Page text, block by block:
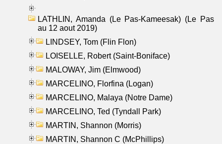
LATHLIN, Amanda (Le Pas-Kameesak) (Le Pas
au 12 aout 2019)
LINDSEY, Tom (Flin Flon)
LOISELLE, Robert (Saint-Boniface)
MALOWAY, Jim (Elmwood)
MARCELINO, Florfina (Logan)
MARCELINO, Malaya (Notre Dame)
MARCELINO, Ted (Tyndall Park)
MARTIN, Shannon (Morris)
MARTIN, Shannon C (McPhillips)